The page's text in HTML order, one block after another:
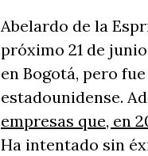
Abelardo de la
próximo 21 de
en Bogotá, pero
estadounidense.
empresas que, en
Ha intentado sin